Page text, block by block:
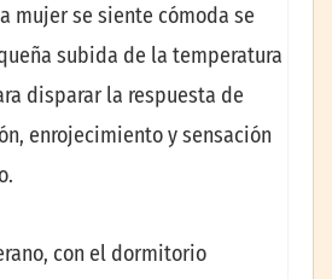
mujer se siente cómoda se
subida de la temperatura
disparar la respuesta de
enrojecimiento y sensación
con el dormitorio